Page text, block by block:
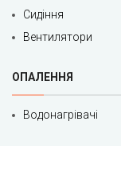
Сидіння
Вентилятори
ОПАЛЕННЯ
Водонагрівачі